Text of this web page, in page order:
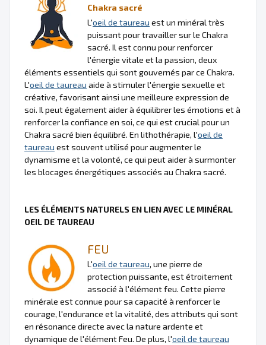
Chakra sacré
L'oeil de taureau est un minéral très
puissant pour travailler sur le Chakra
sacré. Il est connu pour renforcer
l'énergie vitale et la passion, deux
éléments essentiels qui sont gouvernés par ce Chakra.
L'oeil de taureau aide à stimuler l'énergie sexuelle et
créative, favorisant ainsi une meilleure expression de
soi. Il peut également aider à équilibrer les émotions et à
renforcer la confiance en soi, ce qui est crucial pour un
Chakra sacré bien équilibré. En lithothérapie, l'oeil de
taureau est souvent utilisé pour augmenter le
dynamisme et la volonté, ce qui peut aider à surmonter
les blocages énergétiques associés au Chakra sacré.
LES ÉLÉMENTS NATURELS EN LIEN AVEC LE MINÉRAL
OEIL DE TAUREAU
FEU
L'oeil de taureau, une pierre de
protection puissante, est étroitement
associé à l'élément feu. Cette pierre
minérale est connue pour sa capacité à renforcer le
courage, l'endurance et la vitalité, des attributs qui sont
en résonance directe avec la nature ardente et
dynamique de l'élément Feu. De plus, l'oeil de taureau